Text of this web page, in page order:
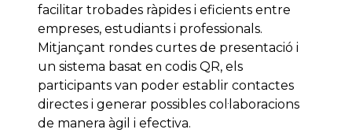
facilitar trobades ràpides i eficients entre
empreses, estudiants i professionals.
Mitjançant rondes curtes de presentació i
un sistema basat en codis QR, els
participants van poder establir contactes
directes i generar possibles col·laboracions
de manera àgil i efectiva.